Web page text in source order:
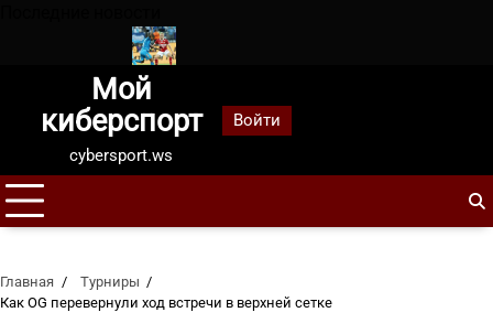
2026 летомЗенит завоевал Суперкубок России в 10-й
Мой
киберспорт
cybersport.ws
Войти
Главная
Турниры
Как OG перевернули ход встречи в верхней сетке